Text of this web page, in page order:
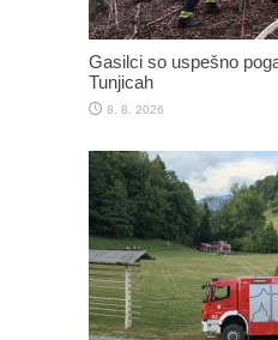
Gasilci so uspešno
Tunjicah
8. 8. 2026